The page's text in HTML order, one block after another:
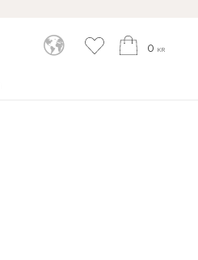
Favoriter
Kundvagn
0 KR